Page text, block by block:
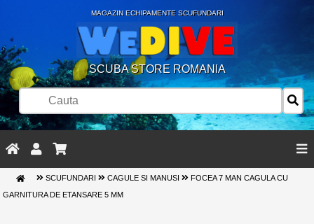
MAGAZIN ECHIPAMENTE SCUFUNDARI
SCUBA STORE ROMANIA
SCUFUNDARI CAGULE SI MANUSI FOCEA 7 MAN CAGULA CU
GARNITURA DE ETANSARE 5 MM